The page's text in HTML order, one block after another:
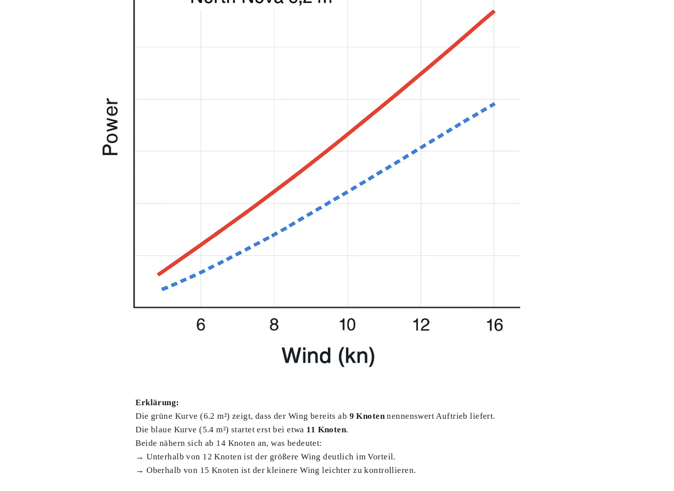
Erklärung:
Die grüne Kurve (6.2 m²) zeigt, dass der Wing bereits ab 9 Knotennennenswert Auftrieb liefert.
Die blaue Kurve (5.4 m²) startet erst bei etwa 11 Knoten.
Beide nähern sich ab 14 Knoten an, was bedeutet:
→ Unterhalb von 12 Knoten ist der größere Wing deutlich im Vorteil.
→ Oberhalb von 15 Knoten ist der kleinere Wing leichter zu kontrollieren.